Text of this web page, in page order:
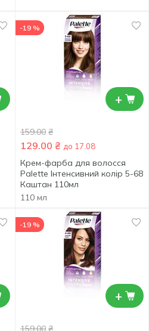
+
-19 %
159.00 ₴
129.00 ₴ до 17.08
Крем-фарба для волосся
Palette Інтенсивний колір 5-68
Каштан 110мл
110 мл
+
-19 %
159.00 ₴